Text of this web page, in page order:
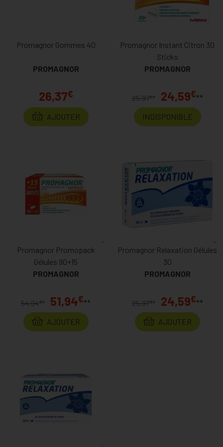
Promagnor Gommes 40
PROMAGNOR
26,37€
AJOUTER
Promagnor Instant Citron 30
Sticks
PROMAGNOR
25,97€ * 24,59€**
INDISPONIBLE
Promagnor Promopack
Gélules 90+15
PROMAGNOR
54,94€* 51,94€**
AJOUTER
Promagnor Relaxation Gélules
30
PROMAGNOR
25,97€ * 24,59€**
AJOUTER